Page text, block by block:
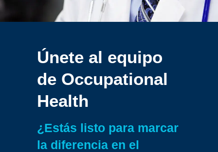
Únete al equipo
de Occupational
Health
¿Estás listo para marcar
la diferencia en el